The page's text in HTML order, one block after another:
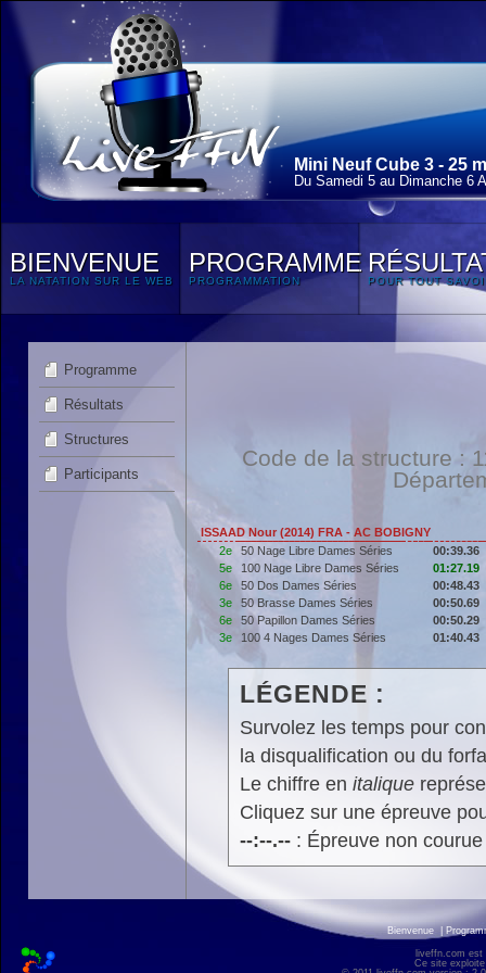
Mini Neuf Cube 3 - 25 m
Du Samedi 5 au Dimanche 6
BIENVENUE
LA NATATION SUR LE WEB
PROGRAMME
PROGRAMMATION POUR TOUT
Programme
Résultats
Structures
Participants
Code de la structure :
ISSAAD Nour (2014) FRA - AC BOBIGNY
2e
50 Nage Libre Dames Séries
00:39.36
5e
100 Nage Libre Dames Séries
01:27.19
6e
50 Dos Dames Séries
00:48.43
3e
50 Brasse Dames Séries
00:50.69
6e
50 Papillon Dames Séries
00:50.29
3e
100 4 Nages Dames Séries 01:40.43
LÉGENDE :
Survolez les temps pour
la disqualification ou du
Le chiffre en italique
Cliquez sur une épreuve
--:--.--: Épreuve non
Bienvenue
liveffn.com est
Ce site